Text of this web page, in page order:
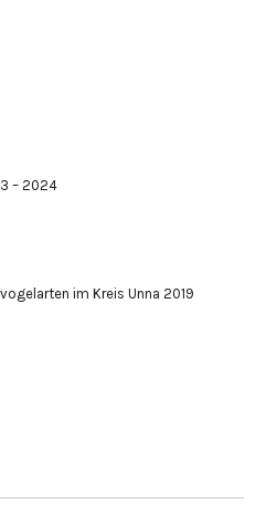
– 2024
im Kreis Unna 2019